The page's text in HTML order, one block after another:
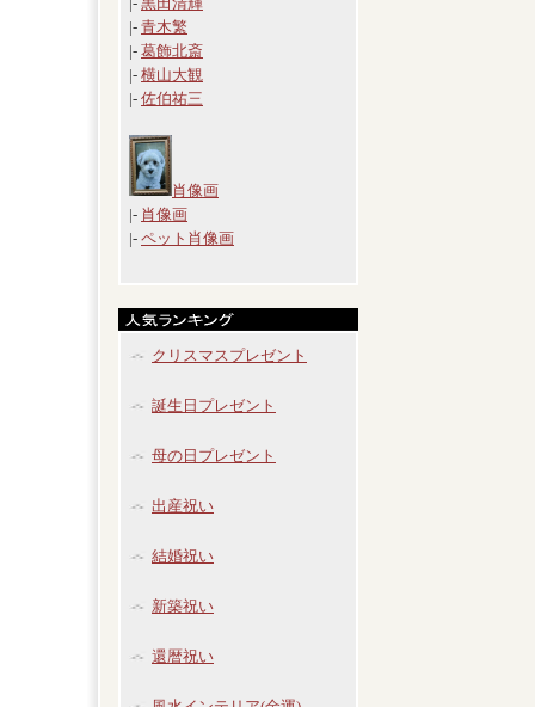
|- 青木繁
|- 葛飾北斎
|- 横山大観
|- 佐伯祐三
肖像画
|- 肖像画
|- ペット肖像画
クリスマスプレゼント
誕生日プレゼント
母の日プレゼント
出産祝い
結婚祝い
新築祝い
還暦祝い